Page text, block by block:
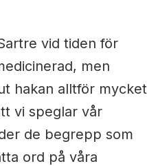
vid tiden för
men
hakan alltför mycket
vi speglar vår
de begrepp som
ord på våra